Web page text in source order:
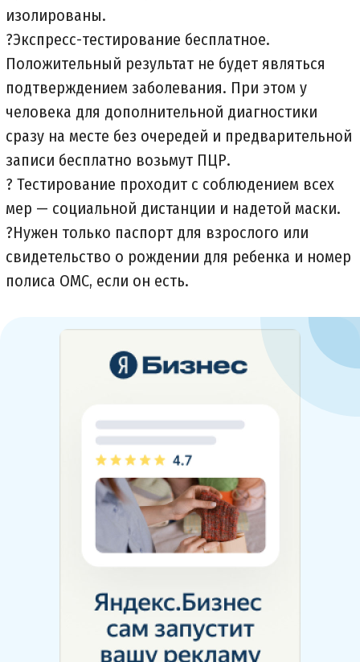
изолированы.
?Экспресс-тестирование бесплатное.
Положительный результат не будет являться
подтверждением заболевания. При этом у
человека для дополнительной диагностики
сразу на месте без очередей и предварительной
записи бесплатно возьмут ПЦР.
? Тестирование проходит с соблюдением всех
мер — социальной дистанции и надетой маски.
?Нужен только паспорт для взрослого или
свидетельство о рождении для ребенка и номер
полиса ОМС, если он есть.